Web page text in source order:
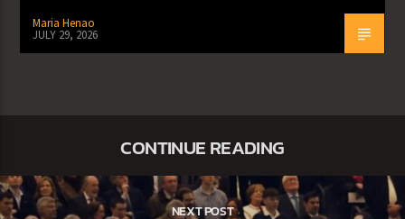
Maria Henao
JULY 29, 2026
CONTINUE READING
NEXT POST